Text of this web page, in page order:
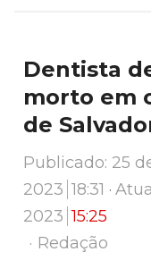
Dentista
morto em
de
Publicado: 25
2023 18:31
2023 15:25
Author
Redação